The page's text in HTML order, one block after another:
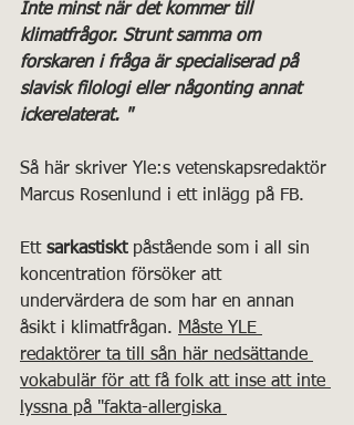
Inte minst när det kommer till
klimatfrågor. Strunt samma om
forskaren i fråga är specialiserad på
slavisk filologi eller någonting annat
ickerelaterat. "
Så här skriver Yle:s vetenskapsredaktör
Marcus Rosenlund i ett inlägg på FB.
Ett sarkastiskt påstående som i all sin
koncentration försöker att
undervärdera de som har en annan
åsikt i klimatfrågan. Måste YLE
redaktörer ta till sån här nedsättande
vokabulär för att få folk att inse att inte
lyssna på "fakta-allergiska